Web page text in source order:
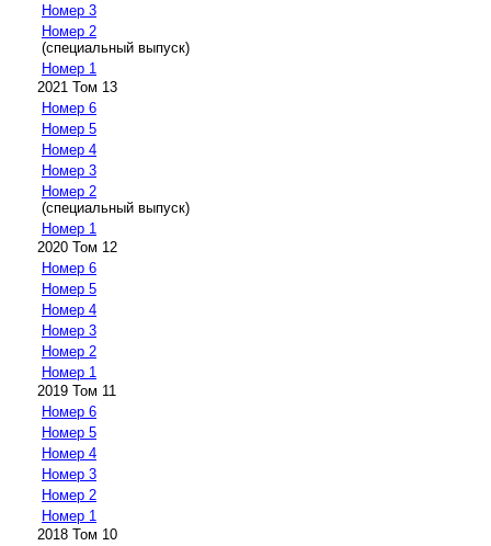
Номер 3
Номер 2
(специальный выпуск)
Номер 1
2021 Том 13
Номер 6
Номер 5
Номер 4
Номер 3
Номер 2
(специальный выпуск)
Номер 1
2020 Том 12
Номер 6
Номер 5
Номер 4
Номер 3
Номер 2
Номер 1
2019 Том 11
Номер 6
Номер 5
Номер 4
Номер 3
Номер 2
Номер 1
2018 Том 10